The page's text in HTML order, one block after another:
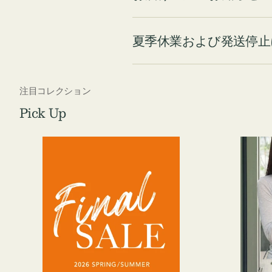
夏季休業および発送停
注目コレクション
Pick Up